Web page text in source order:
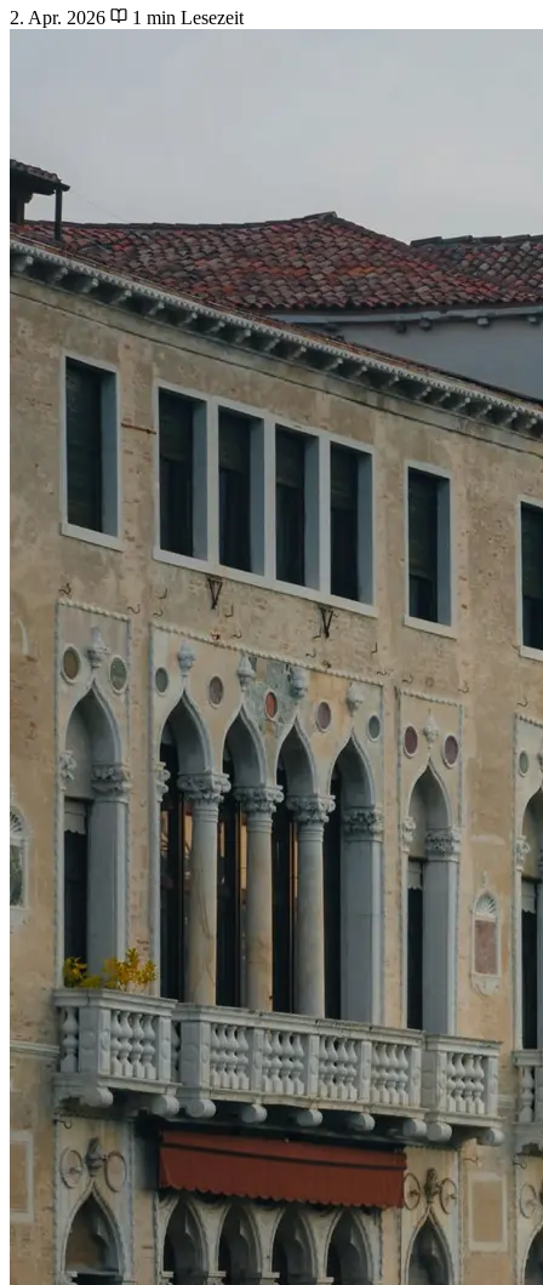
2. Apr. 2026
1 min Lesezeit